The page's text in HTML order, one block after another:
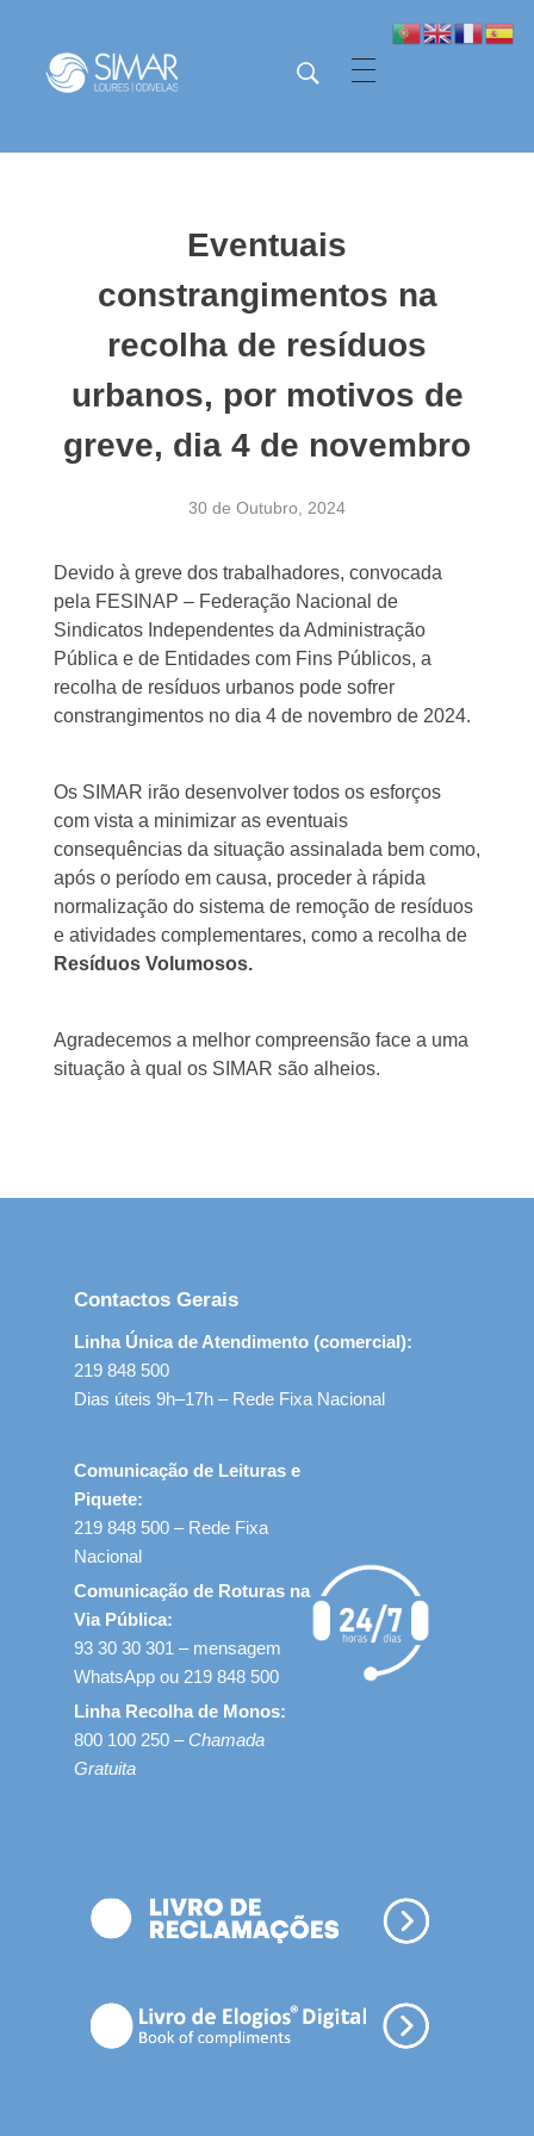
Eventuais
constrangimentos na
recolha de resíduos
urbanos, por motivos de
greve, dia 4 de novembro
30 de Outubro, 2024
Devido à greve dos trabalhadores, convocada
pela FESINAP – Federação Nacional de
Sindicatos Independentes da Administração
Pública e de Entidades com Fins Públicos, a
recolha de resíduos urbanos pode sofrer
constrangimentos no dia 4 de novembro de 2024.
Os SIMAR irão desenvolver todos os esforços
com vista a minimizar as eventuais
consequências da situação assinalada bem como,
após o período em causa, proceder à rápida
normalização do sistema de remoção de resíduos
e atividades complementares, como a recolha de
Resíduos Volumosos.
Agradecemos a melhor compreensão face a uma
situação à qual os SIMAR são alheios.
Contactos Gerais
Linha Única de Atendimento (comercial):
219 848 500
Dias úteis 9h–17h – Rede Fixa Nacional
Comunicação de Leituras e
Piquete:
219 848 500 – Rede Fixa
Nacional
Comunicação de Roturas na
Via Pública:
93 30 30 301 – mensagem
WhatsApp ou 219 848 500
Linha Recolha de Monos:
800 100 250 – Chamada
Gratuita